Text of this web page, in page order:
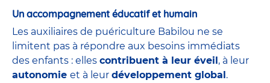
Un accompagnement éducatif et humain
Les auxiliaires de puériculture Babilou ne se
limitent pas à répondre aux besoins immédiats
des enfants : elles contribuent à leur éveil , à leur
autonomie et à leur développement global .